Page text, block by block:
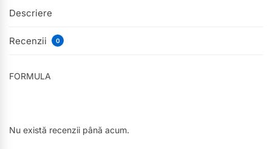
Descriere
Recenzii 0
FORMULA
Nu există recenzii până acum.